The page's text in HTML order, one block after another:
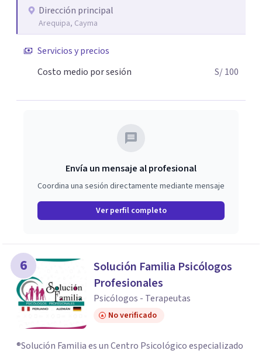
Dirección principal
Arequipa, Cayma
Servicios y precios
Costo medio por sesión
S/ 100
Envía un mensaje al profesional
Coordina una sesión directamente mediante mensaje
Ver perfil completo
6
Solución Familia Psicólogos
Profesionales
Psicólogos - Terapeutas
No verificado
®️Solución Familia es un Centro Psicológico especializado